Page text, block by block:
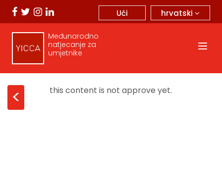
hrvatski
Ući
Međunarodno
natjecanje za
umjetnike
< this content is not approve yet.